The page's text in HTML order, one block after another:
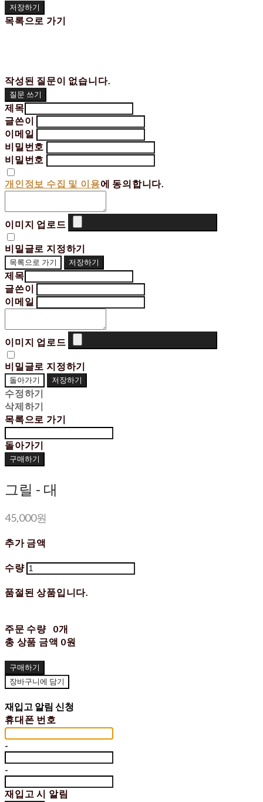
저장하기
목록으로 가기
작성된 질문이 없습니다.
질문 쓰기
제목
글쓴이
이메일
비밀번호
비밀번호
개인정보 수집 및 이용에 동의합니다.
이미지 업로드
비밀글로 지정하기
목록으로 가기 저장하기
제목
글쓴이
이메일
이미지 업로드
비밀글로 지정하기
돌아가기 저장하기
수정하기
삭제하기
목록으로 가기
돌아가기
구매하기
그릴 - 대
45,000원
추가 금액
수량
품절된 상품입니다.
주문 수량
0개
총 상품 금액 0원
구매하기
장바구니에 담기
재입고 알림 신청
휴대폰 번호
-
-
재입고 시 알림